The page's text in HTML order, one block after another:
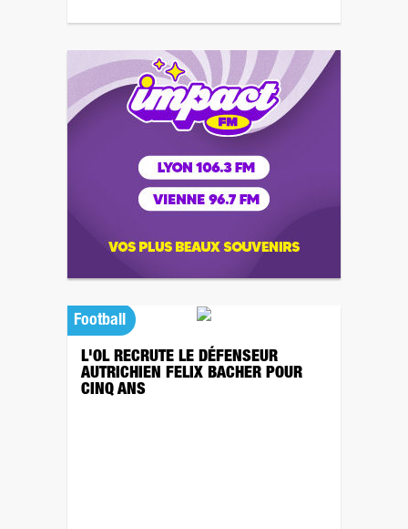
Football
L'OL RECRUTE LE DÉFENSEUR
AUTRICHIEN FELIX BACHER POUR
CINQ ANS